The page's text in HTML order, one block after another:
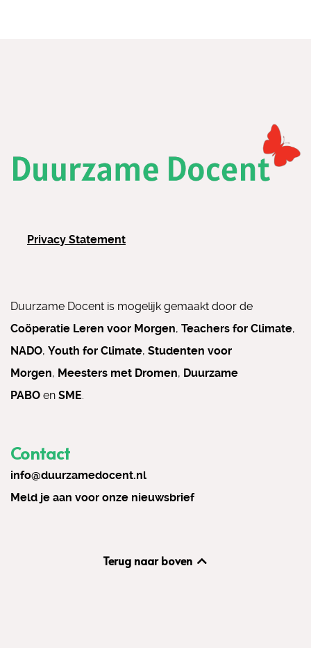
Privacy Statement
Duurzame Docent is mogelijk gemaakt door de
Coöperatie Leren voor Morgen, Teachers for Climate,
NADO, Youth for Climate, Studenten voor
Morgen, Meesters met Dromen, Duurzame
PABO en SME.
Contact
info@duurzamedocent.nl
Meld je aan voor onze nieuwsbrief
Terug naar boven